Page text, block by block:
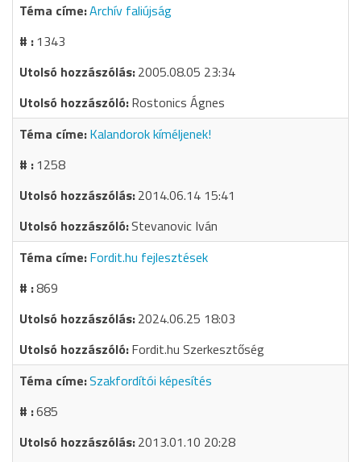
Archív faliújság
1343
2005.08.05 23:34
Rostonics Ágnes
Kalandorok kíméljenek!
1258
2014.06.14 15:41
Stevanovic Iván
Fordit.hu fejlesztések
869
2024.06.25 18:03
Fordit.hu Szerkesztőség
Szakfordítói képesítés
685
2013.01.10 20:28